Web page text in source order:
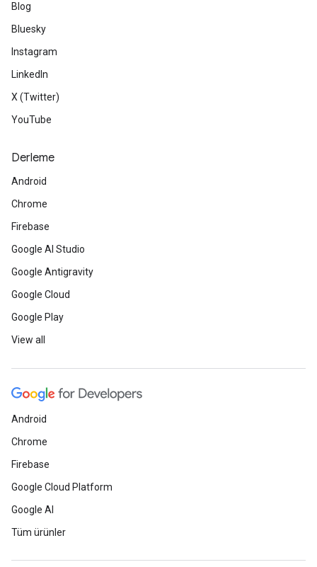
Blog
Bluesky
Instagram
LinkedIn
X (Twitter)
YouTube
Derleme
Android
Chrome
Firebase
Google AI Studio
Google Antigravity
Google Cloud
Google Play
View all
Android
Chrome
Firebase
Google Cloud Platform
Google AI
Tüm ürünler